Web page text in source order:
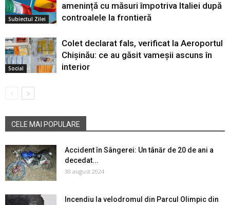
Subiectul Zilei
amenință cu măsuri împotriva Italiei după
controalele la frontieră
Social
Colet declarat fals, verificat la Aeroportul
Chișinău: ce au găsit vameșii ascuns în
interior
CELE MAI POPULARE
Accident în Sângerei: Un tânăr de 20 de ani a
decedat...
30 august 2024
Incendiu la velodromul din Parcul Olimpic din